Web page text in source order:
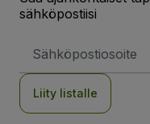
sähköpostiisi
Liity listalle